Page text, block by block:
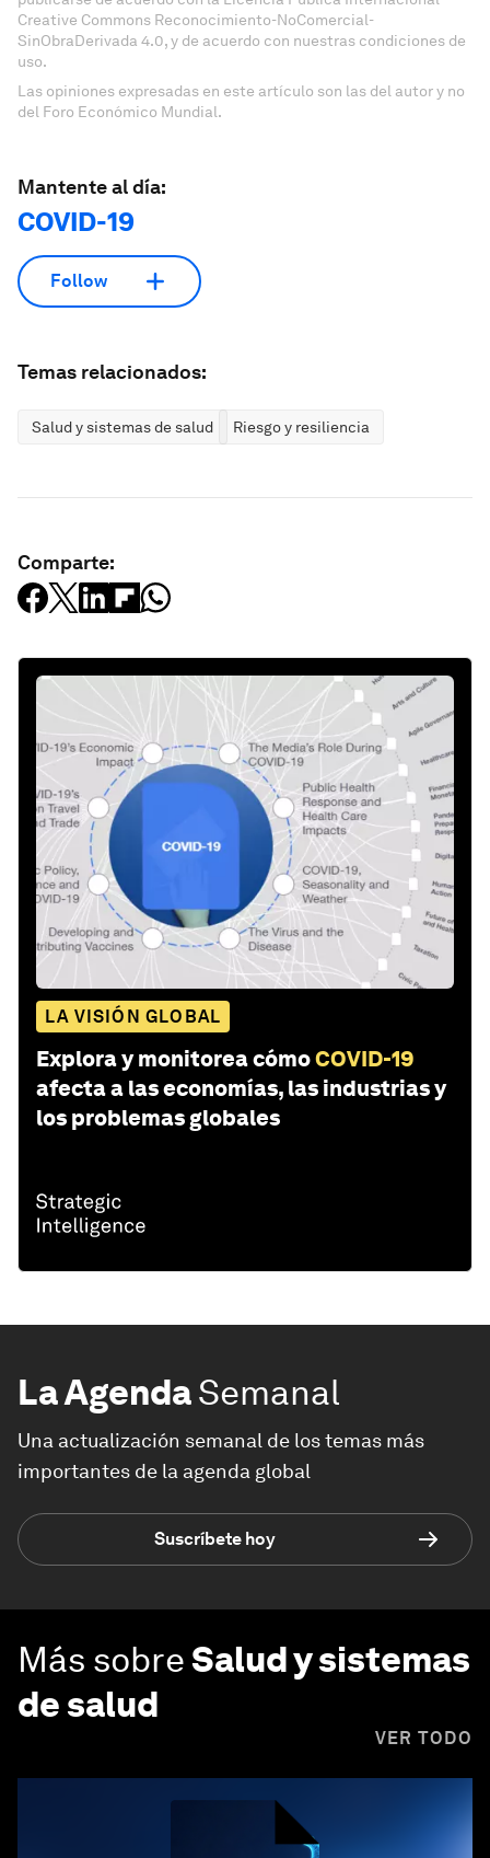
Creative Commons Reconocimiento-NoComercial-
SinObraDerivada 4.0, y de acuerdo con nuestras condiciones de
uso.
Las opiniones expresadas en este artículo son las del autor y no
del Foro Económico Mundial.
Mantente al día:
COVID-19
Follow
Temas relacionados:
Salud y sistemas de salud Riesgo y resiliencia
Comparte:
LA VISIÓN GLOBAL
Explora y monitorea cómoCOVID-19
afecta a las economías, las industrias y
los problemas globales
La AgendaSemanal
Una actualización semanal de los temas más
importantes de la agenda global
Suscríbete hoy
Más sobreSalud y sistemas
de salud
VER TODO